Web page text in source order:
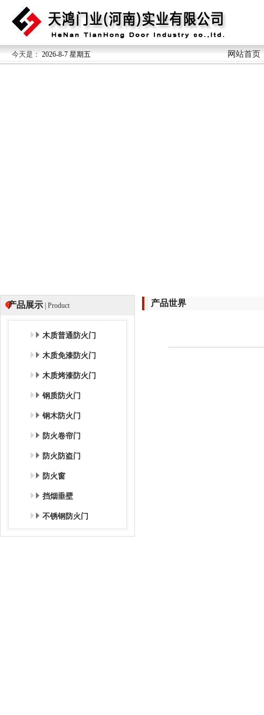
今天是： 2026-8-7 星期五 网站首页
产品展示 | Product
木质普通防火门
木质免漆防火门
木质烤漆防火门
钢质防火门
钢木防火门
防火卷帘门
防火防盗门
防火窗
挡烟垂壁
不锈钢防火门
产品世界